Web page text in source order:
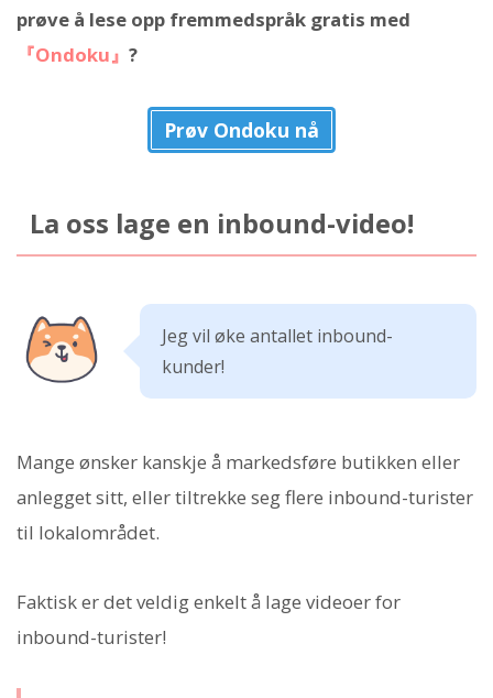
prøve å lese opp fremmedspråk gratis med
『Ondoku』 ?
Prøv Ondoku nå
La oss lage en inbound-video!
Jeg vil øke antallet inbound-
kunder!
Mange ønsker kanskje å markedsføre butikken eller
anlegget sitt, eller tiltrekke seg flere inbound-turister
til lokalområdet.
Faktisk er det veldig enkelt å lage videoer for
inbound-turister!